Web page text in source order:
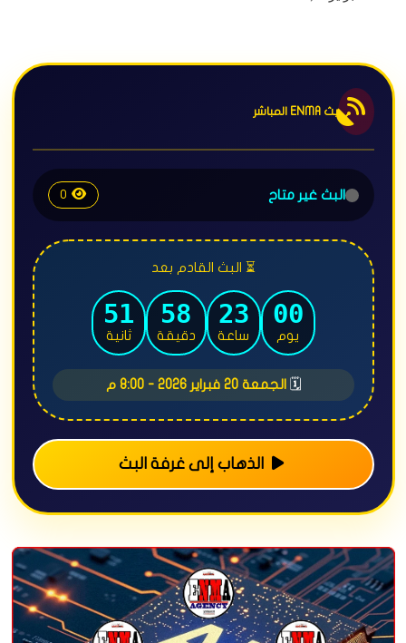
بث ENMA المباشر
البث غير متاح 0
⏳ البث القادم بعد
00
يوم
23
ساعة
58
دقيقة
47
ثانية
🗓️ الجمعة 20 فبراير 2026 - 8:00 م
الذهاب إلى غرفة البث